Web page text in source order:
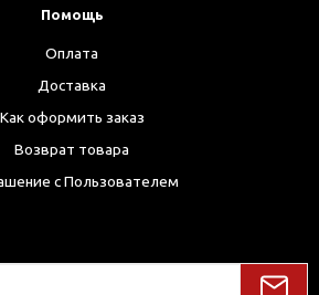
Помощь
Оплата
Доставка
Как оформить заказ
Возврат товара
с Пользователем